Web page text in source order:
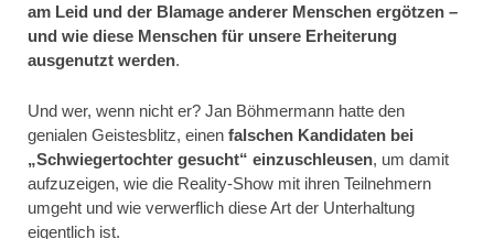
am Leid und der Blamage anderer Menschen ergötzen –
und wie diese Menschen für unsere Erheiterung
ausgenutzt werden.
Und wer, wenn nicht er? Jan Böhmermann hatte den
genialen Geistesblitz, einen falschen Kandidaten bei
„Schwiegertochter gesucht“ einzuschleusen, um damit
aufzuzeigen, wie die Reality-Show mit ihren Teilnehmern
umgeht und wie verwerflich diese Art der Unterhaltung
eigentlich ist.